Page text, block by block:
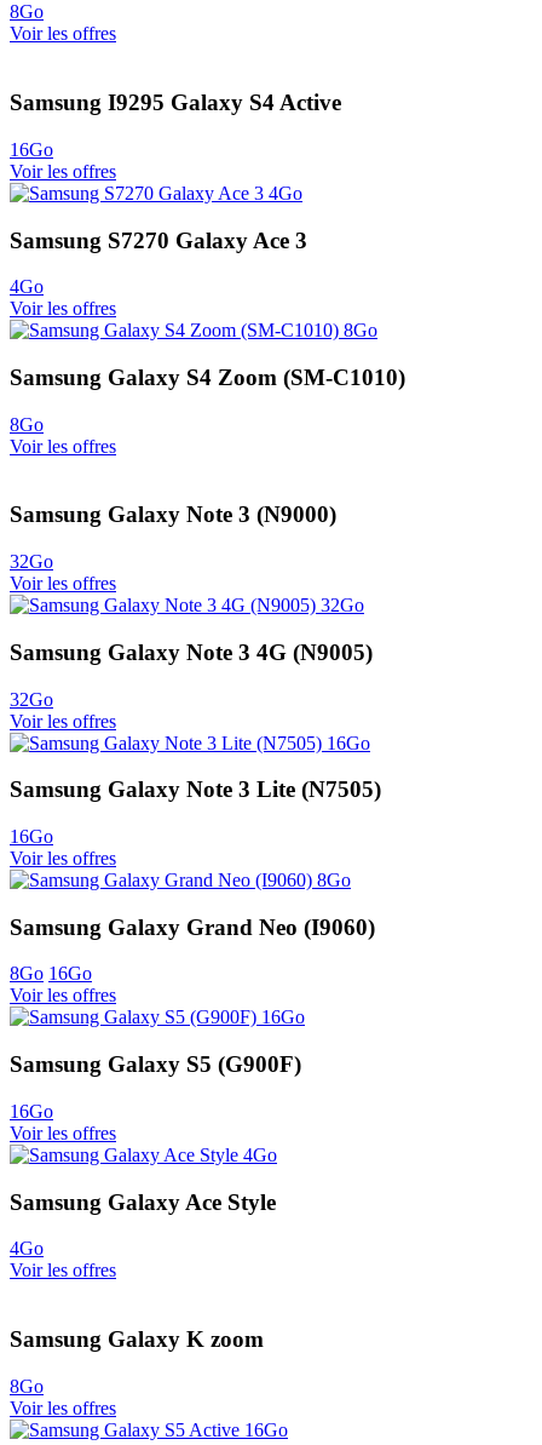
8Go
Voir les offres
Samsung I9295 Galaxy S4 Active
16Go
Voir les offres
Samsung S7270 Galaxy Ace 3
4Go
Voir les offres
Samsung Galaxy S4 Zoom (SM-C1010)
8Go
Voir les offres
Samsung Galaxy Note 3 (N9000)
32Go
Voir les offres
Samsung Galaxy Note 3 4G (N9005)
32Go
Voir les offres
Samsung Galaxy Note 3 Lite (N7505)
16Go
Voir les offres
Samsung Galaxy Grand Neo (I9060)
8Go 16Go
Voir les offres
Samsung Galaxy S5 (G900F)
16Go
Voir les offres
Samsung Galaxy Ace Style
4Go
Voir les offres
Samsung Galaxy K zoom
8Go
Voir les offres